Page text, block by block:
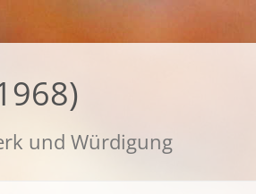
und Würdigung